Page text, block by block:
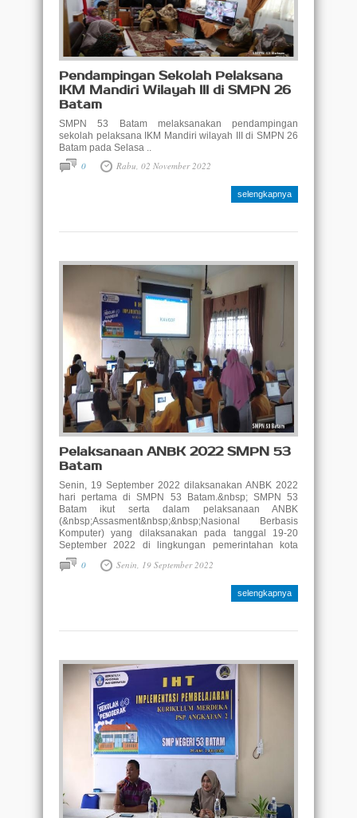
Pendampingan Sekolah Pelaksana
IKM Mandiri Wilayah III di SMPN 26
Batam
SMPN 53 Batam melaksanakan pendampingan
sekolah pelaksana IKM Mandiri wilayah III di SMPN 26
Batam pada Selasa ..
0 Rabu, 02 November 2022
selengkapnya
Pelaksanaan ANBK 2022 SMPN 53
Batam
Senin, 19 September 2022 dilaksanakan ANBK 2022
hari pertama di SMPN 53 Batam.&nbsp; SMPN 53
Batam ikut serta dalam pelaksanaan ANBK
(&nbsp;Assasment&nbsp;&nbsp;Nasional Berbasis
Komputer) yang dilaksanakan pada tanggal 19-20
September 2022 di lingkungan pemerintahan kota
Batam. Pelaksanaan ANBK ini merupakan yang kedua
kali dilaksanakan untuk seluruh jenjang pendidikan
0 Senin, 19 September 2022
selengkapnya